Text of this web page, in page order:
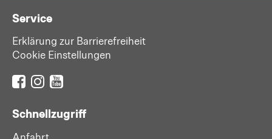
Service
Erklärung zur Barrierefreiheit
Cookie Einstellungen
Schnellzugriff